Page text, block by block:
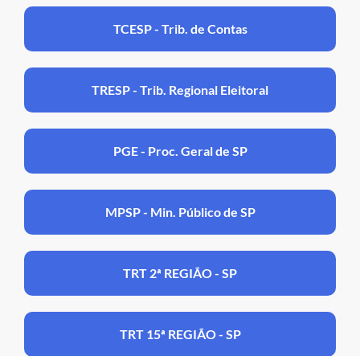
TCESP - Trib. de Contas
TRESP - Trib. Regional Eleitoral
PGE - Proc. Geral de SP
MPSP - Min. Público de SP
TRT 2ª REGIÃO - SP
TRT 15ª REGIÃO - SP